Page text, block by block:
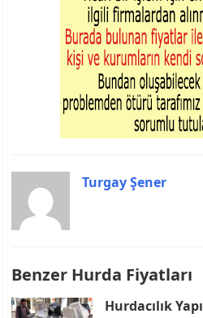
Turgay Şener
Benzer Hurda Fiyatları
Hurdacılık